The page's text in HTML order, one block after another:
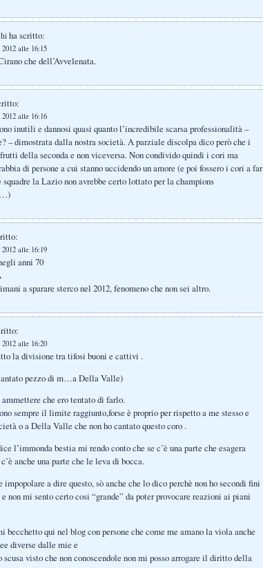
ha scritto:
alle 16:15
che dell’Avvelenata.
alle 16:16
inutili e dannosi quasi quanto l’incredibile scarsa professionalità –
– dimostrata dalla nostra società. A parziale discolpa dico però che i
della seconda e non viceversa. Non condivido quindi i cori ma
di persone a cui stanno uccidendo un amore (e poi fossero i cori a far
squadre la Lazio non avrebbe certo lottato per la champions
alle 16:19
anni 70
a sparare sterco nel 2012, fenomeno che non sei altro.
alle 16:20
la divisione tra tifosi buoni e cattivi .
pezzo di m…a Della Valle)
ammettere che ero tentato di farlo.
sempre il limite raggiunto,forse è proprio per rispetto a me stesso e
o a Della Valle che non ho cantato questo coro .
l’immonda bestia mi rendo conto che se c’è una parte che esagera
anche una parte che le leva di bocca.
impopolare a dire questo, sò anche che lo dico perchè non ho secondi fini
non mi sento certo cosi “grande” da poter provocare reazioni ai piani
qui nel blog con persone che come me amano la viola anche
diverse dalle mie e
scusa visto che non conoscendole non mi posso arrogare il diritto della